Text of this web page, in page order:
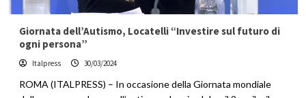
Giornata dell’Autismo, Locatelli “Investire sul futuro di
ogni persona”
Italpress 30/03/2024
ROMA (ITALPRESS) – In occasione della Giornata mondiale